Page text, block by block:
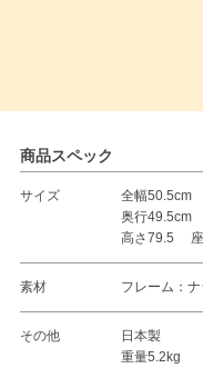
商品スペック
サイズ
全幅50.5cm
奥行49.5cm
高さ79.5 座
素材 フレーム：
その他
日本製
重量5.2kg